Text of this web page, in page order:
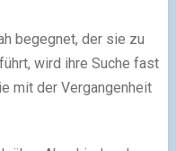
begegnet, der sie zu
wird ihre Suche fast
mit der Vergangenheit